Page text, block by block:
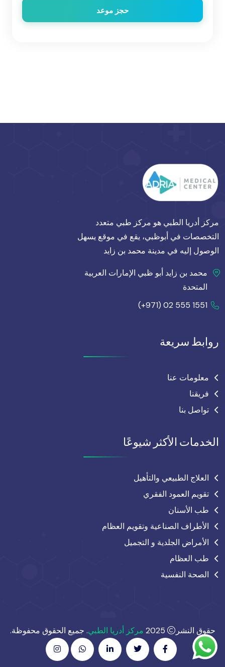
حجز موعد
مركز أدريا الطبي هو مركز طبي متعدد
التخصصات في أبوظبي، يقع في موقع يسهل
الوصول إليه في مدينة محمد بن زايد
محمد بن زايد أبو ظبي الإمارات العربية
المتحدة
(+971) 02 555 1551
روابط سريعة
معلومات عنا
فريقنا
تواصل بنا
الخدمات الأكثر شيوعًا
العلاج الطبيعي والتأهيل
تقويم العمود الفقري
طب الأسنان
الأطراف الصناعية وتقويم العظام
الأمراض الجلدية و التجميل
طب العظام
الصحة النفسية
حقوق النشر مركز أدريا الطبي. جميع الحقوق محفوظة.